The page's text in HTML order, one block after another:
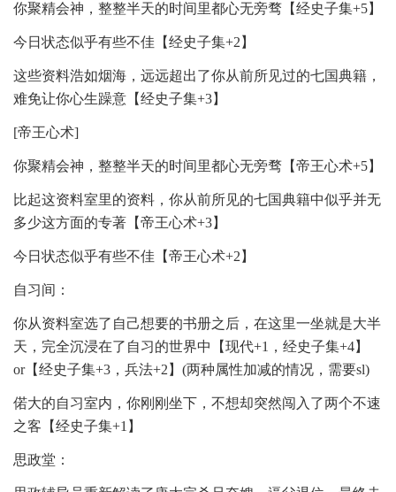
你聚精会神，整整半天的时间里都心无旁骛【经史子集+5】
今日状态似乎有些不佳【经史子集+2】
这些资料浩如烟海，远远超出了你从前所见过的七国典籍，
难免让你心生躁意【经史子集+3】
[帝王心术]
你聚精会神，整整半天的时间里都心无旁骛【帝王心术+5】
比起这资料室里的资料，你从前所见的七国典籍中似乎并无
多少这方面的专著【帝王心术+3】
今日状态似乎有些不佳【帝王心术+2】
自习间：
你从资料室选了自己想要的书册之后，在这里一坐就是大半
天，完全沉浸在了自习的世界中【现代+1，经史子集+4】
or【经史子集+3，兵法+2】(两种属性加减的情况，需要sl)
偌大的自习室内，你刚刚坐下，不想却突然闯入了两个不速
之客【经史子集+1】
思政堂：